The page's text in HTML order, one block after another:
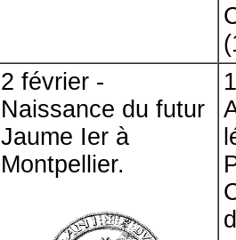
2 février -
Naissance du futur
Jaume Ier à
Montpellier.